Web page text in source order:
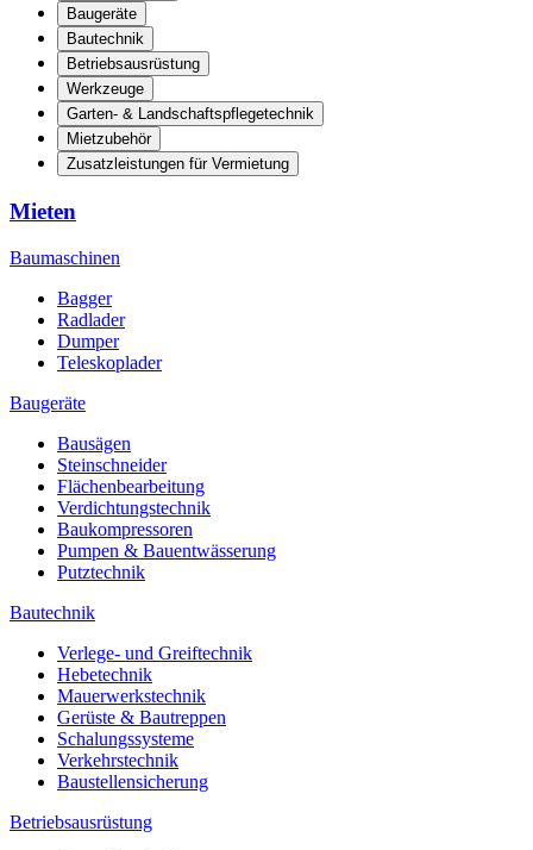
Baugeräte
Bautechnik
Betriebsausrüstung
Werkzeuge
Garten- & Landschaftspflegetechnik
Mietzubehör
Zusatzleistungen für Vermietung
Mieten
Baumaschinen
Bagger
Radlader
Dumper
Teleskoplader
Baugeräte
Bausägen
Steinschneider
Flächenbearbeitung
Verdichtungstechnik
Baukompressoren
Pumpen & Bauentwässerung
Putztechnik
Bautechnik
Verlege- und Greiftechnik
Hebetechnik
Mauerwerkstechnik
Gerüste & Bautreppen
Schalungssysteme
Verkehrstechnik
Baustellensicherung
Betriebsausrüstung